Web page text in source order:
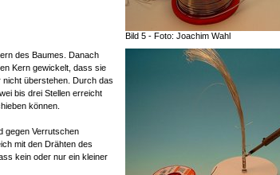
Bild 5 - Foto: Joachim Wahl
des Baumes. Danach
Kern gewickelt, dass sie
überstehen. Durch das
bis drei Stellen erreicht
können.
gegen Verrutschen
mit den Drähten des
kein oder nur ein kleiner